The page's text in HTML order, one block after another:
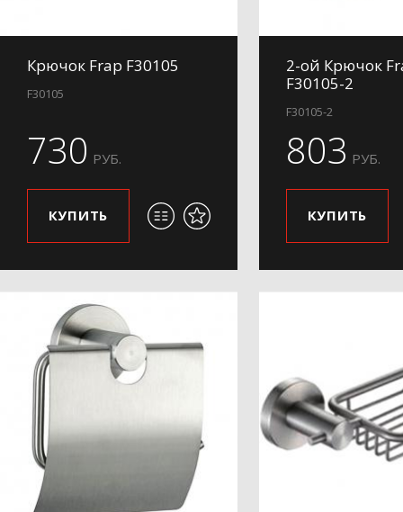
Крючок Frap F30105
F30105
730 РУБ.
КУПИТЬ
2-ой Крючок
F30105-2
F30105-2
803 РУБ.
КУПИТЬ